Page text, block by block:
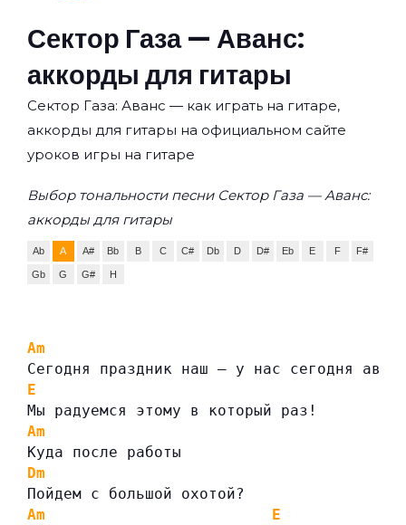
Сектор Газа — Аванс:
аккорды для гитары
Сектор Газа: Аванс — как играть на гитаре,
аккорды для гитары на официальном сайте
уроков игры на гитаре
Выбор тональности песни Сектор Газа — Аванс:
аккорды для гитары
Ab A A# Bb B C C# Db D D# Eb E F F#
Gb G G# H
Am
Сегодня праздник наш — y нас сегодня
E
Мы радуемся этому в который раз!
Am
Куда после работы
Dm
Пойдем с большой охотой?
Am
E